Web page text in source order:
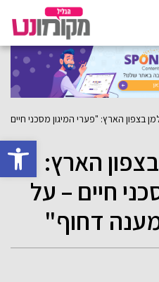
פתח
בצפון הארץ: "פערי המיגון מסכני חיים
הארץ:
חיים – על
דחוף"